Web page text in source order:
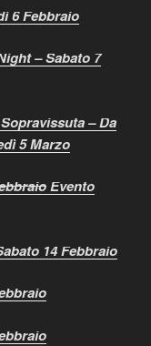
6 Febbraio
– Sabato 7
– Da
5 Marzo
Evento
14 Febbraio